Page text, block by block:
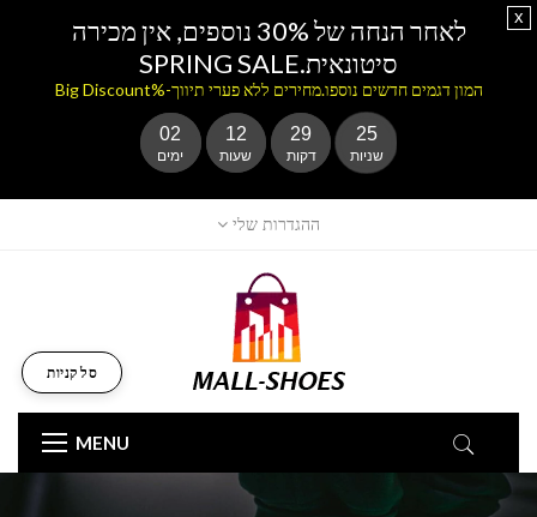
ההגדרות שלי
MENU
סל קניות
לאחר הנחה של 30% נוספים, אין מכירה
סיטונאית.SPRING SALE
המון דגמים חדשים נוספו.מחירים ללא פערי תיווך-%Big Discount
02
ימים
12
שעות
29
דקות
25
שניות
x